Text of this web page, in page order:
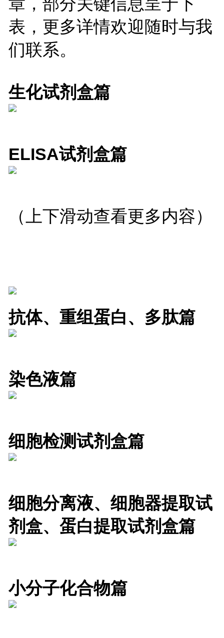
表，更多详情欢迎随时与我
们联系。
生化试剂盒篇
ELISA试剂盒篇
（上下滑动查看更多内容）
抗体、重组蛋白、多肽篇
染色液篇
细胞检测试剂盒篇
细胞分离液、细胞器提取试
剂盒、 蛋白提取试剂盒篇
小分子化合物篇